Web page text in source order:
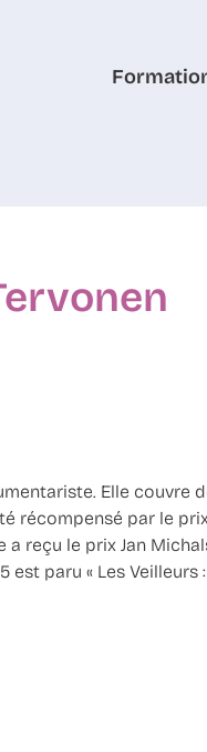
Elle couvre
récompensé par le
reçu le prix Jan
est paru « Les